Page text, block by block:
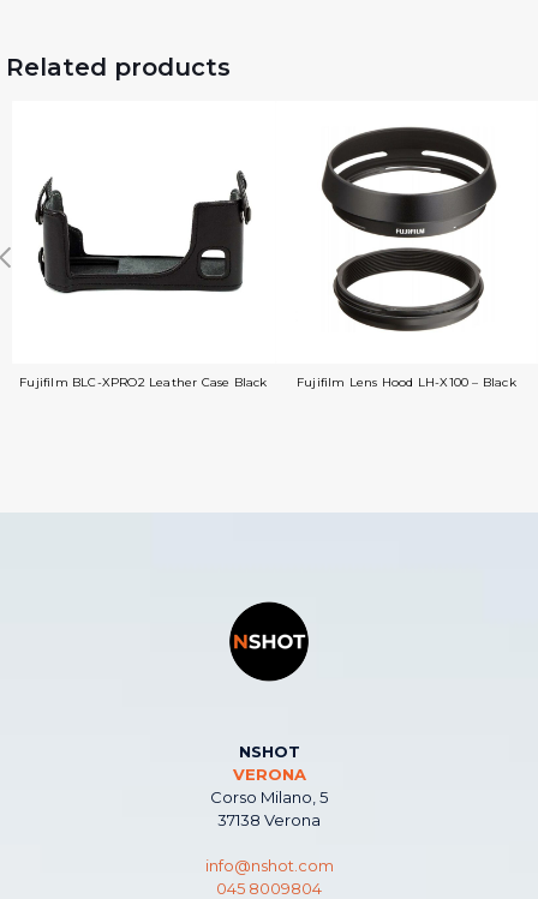
Related products
Fujifilm BLC-XPRO2 Leather Case Black Fujifilm Lens Hood LH-X100 – Black
NSHOT
VERONA
Corso Milano, 5
37138 Verona
info@nshot.com
045 8009804